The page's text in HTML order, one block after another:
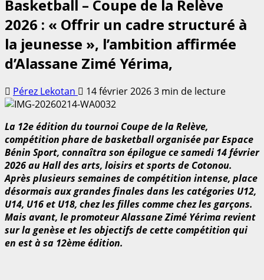
Basketball – Coupe de la Relève
2026 : « Offrir un cadre structuré à
la jeunesse », l’ambition affirmée
d’Alassane Zimé Yérima,
Pérez Lekotan 14 février 20263 min de lecture
La 12e édition du tournoi Coupe de la Relève,
compétition phare de basketball organisée par Espace
Bénin Sport, connaîtra son épilogue ce samedi 14 février
2026 au Hall des arts, loisirs et sports de Cotonou.
Après plusieurs semaines de compétition intense, place
désormais aux grandes finales dans les catégories U12,
U14, U16 et U18, chez les filles comme chez les garçons.
Mais avant, le promoteur Alassane Zimé Yérima revient
sur la genèse et les objectifs de cette compétition qui
en est à sa 12ème édition.